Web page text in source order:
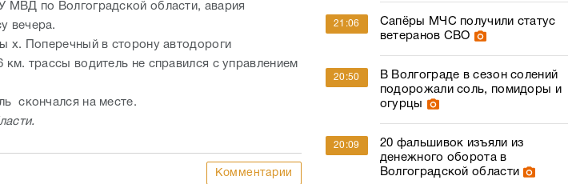
МВД по Волгоградской области, авария
вечера.
х. Поперечный в сторону автодороги
трассы водитель не справился с управлением
скончался на месте.
Комментарии
21:06
Сапёры МЧС получили статус
ветеранов СВО
20:50
В Волгограде в сезон солений
подорожали соль, помидоры и
огурцы
20:09
20 фальшивок изъяли из
денежного оборота в
Волгоградской области